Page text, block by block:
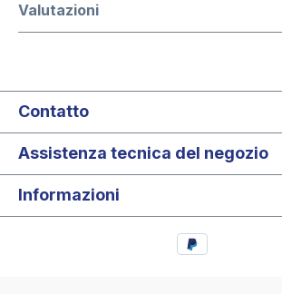
Valutazioni
Contatto
Assistenza tecnica del negozio
Informazioni